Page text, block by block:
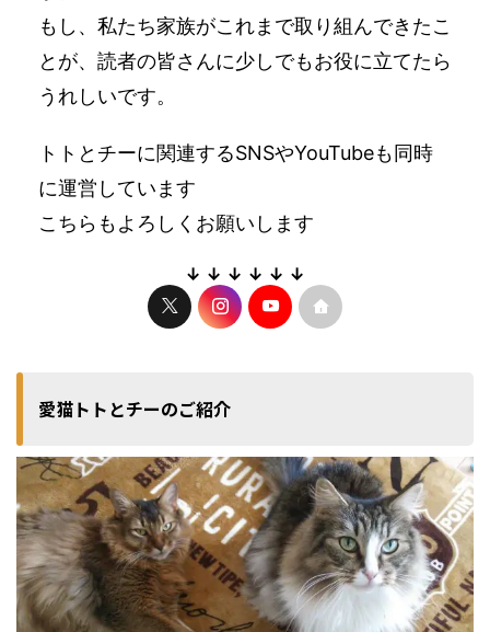
もし、私たち家族がこれまで取り組んできたこ
とが、読者の皆さんに少しでもお役に立てたら
うれしいです。
トトとチーに関連するSNSやYouTubeも同時
に運営しています
こちらもよろしくお願いします
↓ ↓ ↓ ↓ ↓ ↓
愛猫トトとチーのご紹介